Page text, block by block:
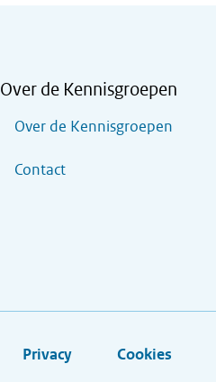
Over de Kennisgroepen
Over de Kennisgroepen
Contact
Privacy Cookies